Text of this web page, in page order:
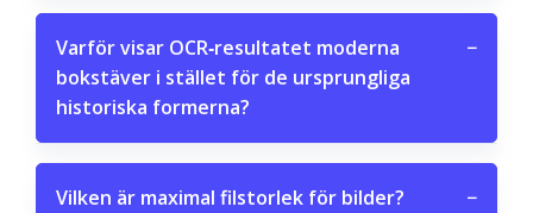
Varför visar OCR‑resultatet moderna
bokstäver i stället för de ursprungliga
historiska formerna?
−
Vilken är maximal filstorlek för bilder? −